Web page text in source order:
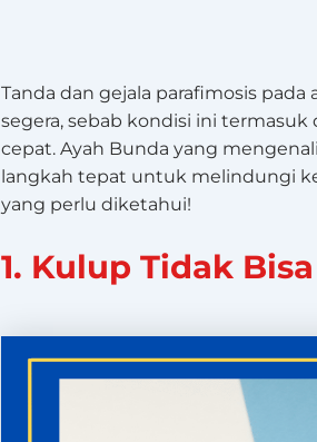
Tanda dan gejala parafimosis
segera, sebab kondisi ini
cepat. Ayah Bunda yang
langkah tepat untuk melindungi
yang perlu diketahui!
1. Kulup Tidak